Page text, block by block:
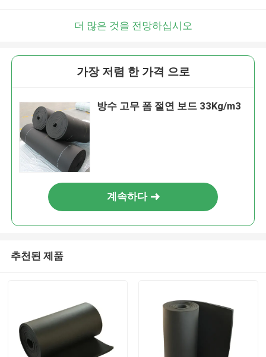
더 많은 것을 전망하십시오
가장 저렴 한 가격 으로
방수 고무 폼 절연 보드 33Kg/m3
계속하다
추천된 제품